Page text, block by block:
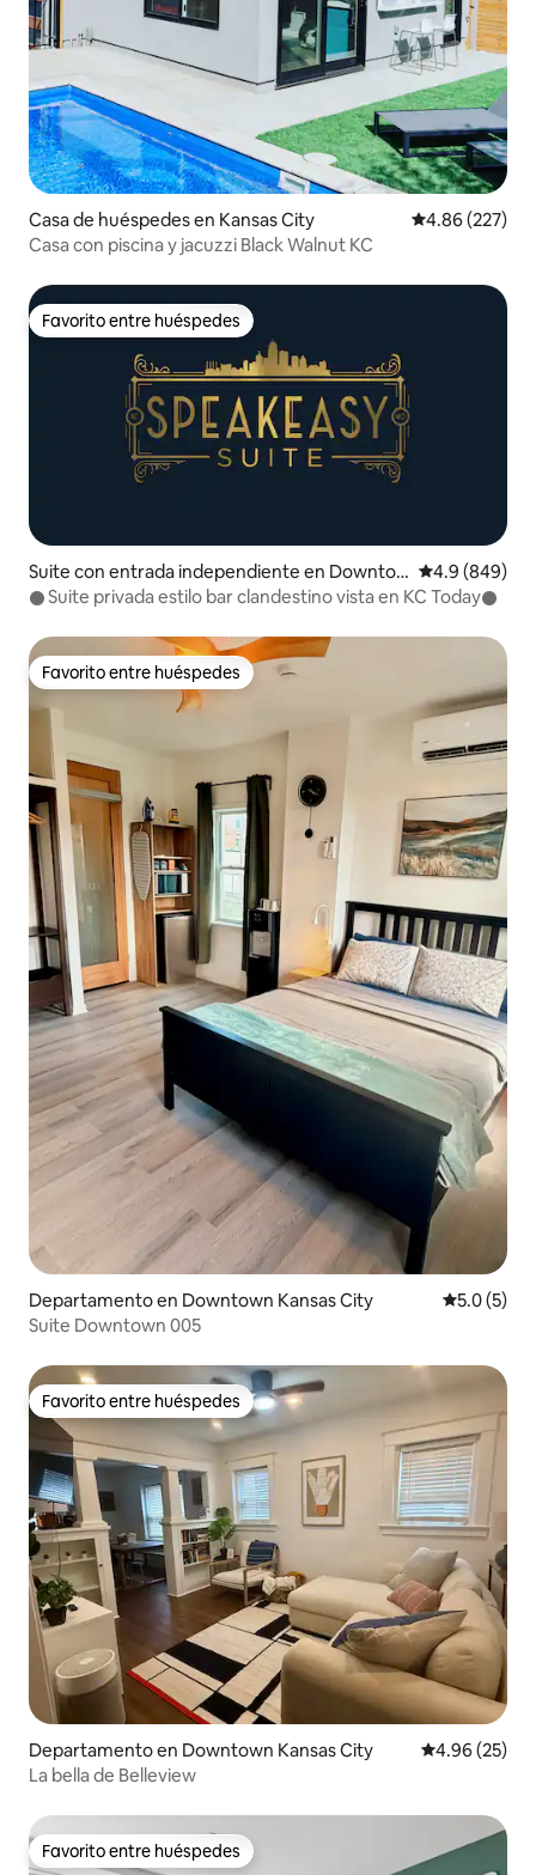
Casa de huéspedes en Kansas City Calificación
4.86 (227)
Casa con piscina y jacuzzi Black Walnut KC
Favorito entre huéspedes
Favorito entre huéspedes
Suite con entrada independiente en Downto
wn Kansas City
Calificación
4.9 (849)
𒊹︎Suite privada estilo bar clandestino vista en KC Today𒊹︎
Favorito entre huéspedes
Favorito entre huéspedes
Departamento en Downtown Kansas City
5.0 (5)
Suite Downtown 005
Favorito entre huéspedes
Favorito entre huéspedes
Departamento en Downtown Kansas City Calificación
4.96 (25)
La bella de Belleview
Favorito entre huéspedes
Favorito entre huéspedes